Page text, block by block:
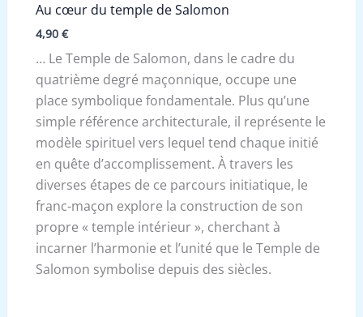
Au cœur du temple de Salomon
4,90 €
… Le Temple de Salomon, dans le cadre du
quatrième degré maçonnique, occupe une
place symbolique fondamentale. Plus qu’une
simple référence architecturale, il représente le
modèle spirituel vers lequel tend chaque initié
en quête d’accomplissement. À travers les
diverses étapes de ce parcours initiatique, le
franc-maçon explore la construction de son
propre « temple intérieur », cherchant à
incarner l’harmonie et l’unité que le Temple de
Salomon symbolise depuis des siècles.